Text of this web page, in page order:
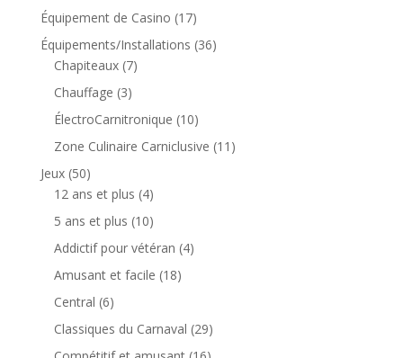
produits
Équipement de Casino 1717
produits
Équipements/Installations 3636
Chapiteaux 77
Chauffage 33
produits
ÉlectroCarnitronique 1010
produits
Zone Culinaire Carniclusive 11 11
Jeux 5050
produits
12 ans et plus 44
produits
5 ans et plus 1010
produits
Addictif pour vétéran 44
Amusant et facile 1818
Central 66
produits
Classiques du Carnaval 2929
produits